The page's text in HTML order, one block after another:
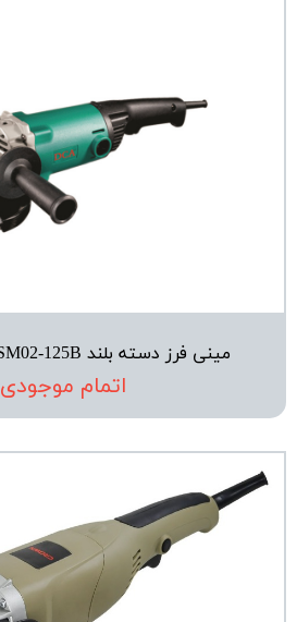
مینی فرز دسته بلند ASM02-125B دی سی ای
اتمام موجودی